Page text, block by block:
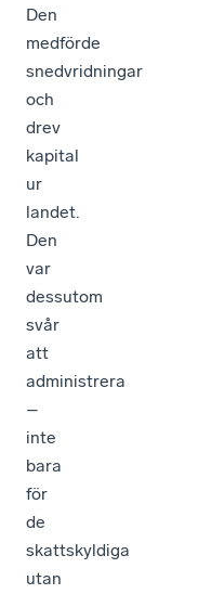
Den
medförde
snedvridningar
och
drev
kapital
ur
landet.
Den
var
dessutom
svår
att
administrera
–
inte
bara
för
de
skattskyldiga
utan